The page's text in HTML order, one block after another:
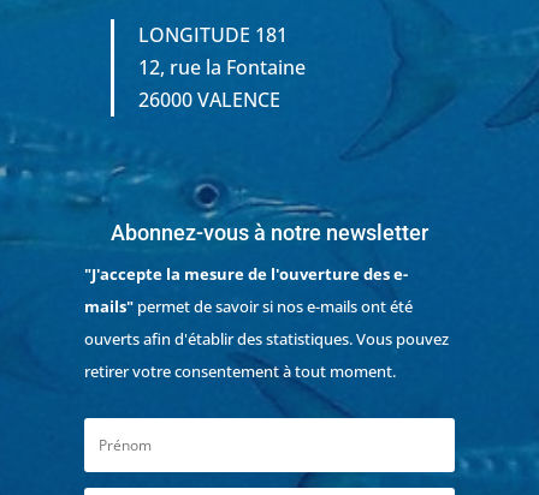
LONGITUDE 181
12, rue la Fontaine
26000 VALENCE
Abonnez-vous à notre newsletter
"J'accepte la mesure de l'ouverture des e-
mails"permet de savoir si nos e-mails ont été
ouverts afin d'établir des statistiques. Vous pouvez
retirer votre consentement à tout moment.